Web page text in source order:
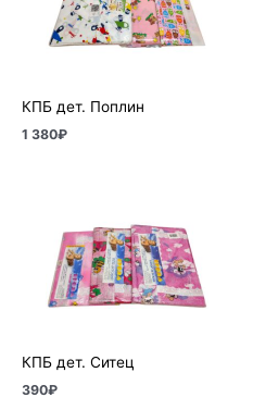
КПБ дет. Поплин
1 380₽
КПБ дет. Ситец
390₽